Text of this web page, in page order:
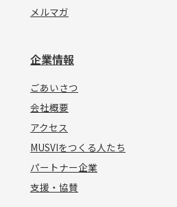
メルマガ
企業情報
ごあいさつ
会社概要
アクセス
MUSVIをつくる人たち
パートナー企業
支援・協賛